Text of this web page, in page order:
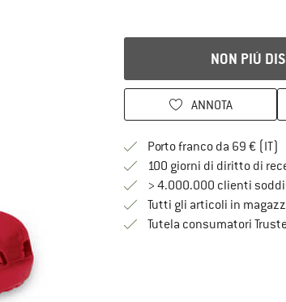
NON PIÙ
ANNOTA
Porto franco da 69 € (IT)
100 giorni di diritto di
> 4.000.000 clienti
Tutti gli articoli in
Tutela consumatori